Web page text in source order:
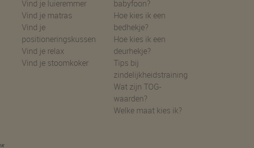
Vind je luieremmer
Vind je matras
Vind je
positioneringskussen
Vind je relax
Vind je stoomkoker
babyfoon?
Hoe kies ik een
bedhekje?
Hoe kies ik een
deurhekje?
Tips bij
zindelijkheidstraining
Wat zijn TOG-
waarden?
Welke maat kies ik?